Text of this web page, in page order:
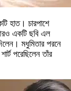
হাত। চারপাশে
একটি ছবি এল
মধুমিতার পরনে
পরেছিলেন তাঁর